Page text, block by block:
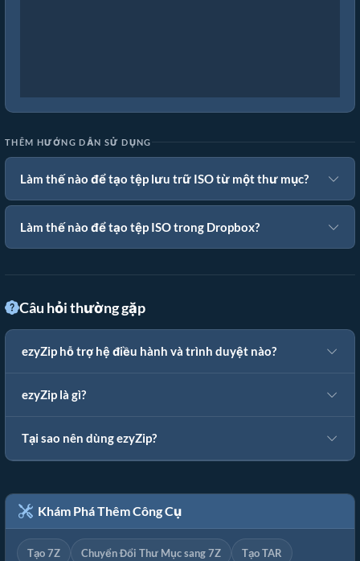
THÊM HƯỚNG DẪN SỬ DỤNG
Làm thế nào để tạo tệp lưu trữ ISO từ một thư mục?
Làm thế nào để tạo tệp ISO trong Dropbox?
Câu hỏi thường gặp
ezyZip hỗ trợ hệ điều hành và trình duyệt nào?
ezyZip là gì?
Tại sao nên dùng ezyZip?
Khám Phá Thêm Công Cụ
Tạo 7Z Chuyển Đổi Thư Mục sang 7Z Tạo TAR